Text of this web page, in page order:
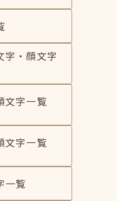
字・顔文字
文字一覧
文字一覧
一覧